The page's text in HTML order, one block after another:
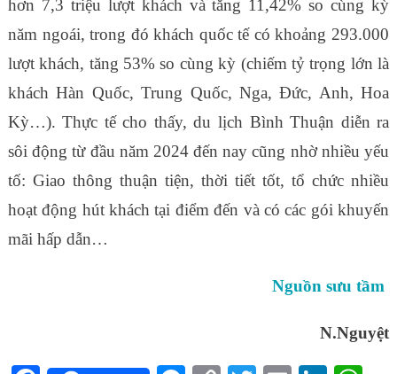
hơn 7,3 triệu lượt khách và tăng 11,42% so cùng kỳ
năm ngoái, trong đó khách quốc tế có khoảng 293.000
lượt khách, tăng 53% so cùng kỳ (chiếm tỷ trọng lớn là
khách Hàn Quốc, Trung Quốc, Nga, Đức, Anh, Hoa
Kỳ…). Thực tế cho thấy, du lịch Bình Thuận diễn ra
sôi động từ đầu năm 2024 đến nay cũng nhờ nhiều yếu
tố: Giao thông thuận tiện, thời tiết tốt, tổ chức nhiều
hoạt động hút khách tại điểm đến và có các gói khuyến
mãi hấp dẫn…
Nguồn sưu tầm
N.Nguyệt